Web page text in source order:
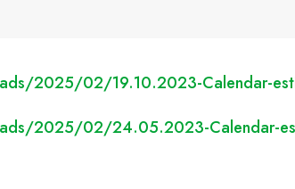
2025/02/19.10.2023-Calendar-
2025/02/24.05.2023-Calendar-